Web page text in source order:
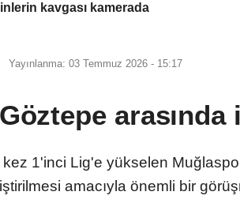
kavgası kamerada
Yayınlanma: 03 Temmuz 2026 - 15:17
1'inci Lig'e yükselen
amacıyla önemli bir